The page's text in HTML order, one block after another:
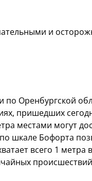
и
по Оренбургской
пришедших
местами могут
шкале Бофорта
всего 1 метра